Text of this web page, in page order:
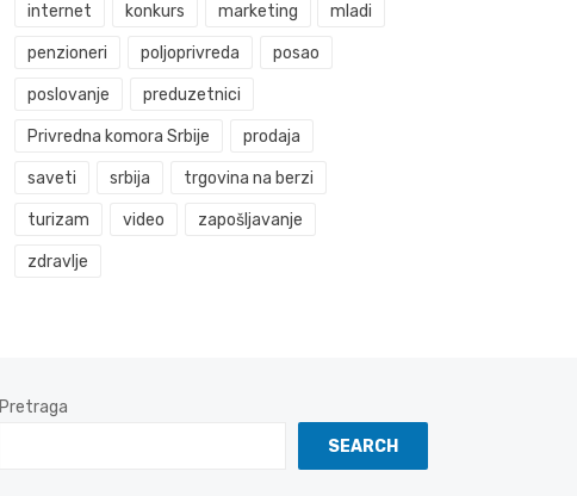
internet konkurs marketing mladi
penzioneri poljoprivreda posao
poslovanje preduzetnici
Privredna komora Srbije prodaja
saveti srbija trgovina na berzi
turizam video zapošljavanje
zdravlje
Pretraga
SEARCH